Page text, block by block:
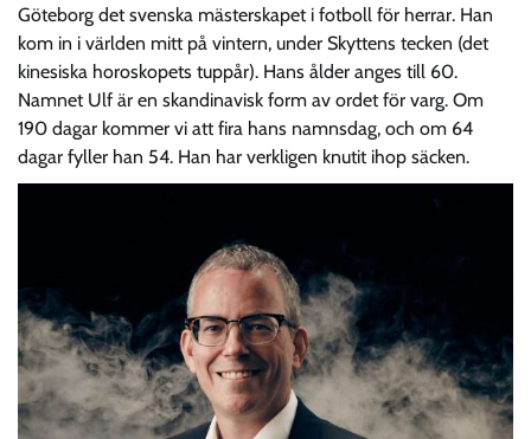
Göteborg det svenska mästerskapet i fotboll för herrar. Han
kom in i världen mitt på vintern, under Skyttens tecken (det
kinesiska horoskopets tuppår). Hans ålder anges till 60.
Namnet Ulf är en skandinavisk form av ordet för varg. Om
190 dagar kommer vi att fira hans namnsdag, och om 64
dagar fyller han 54. Han har verkligen knutit ihop säcken.